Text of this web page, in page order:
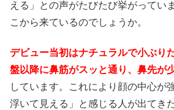
える」との声がたびたび挙がってい
こから来ているのでしょうか。
デビュー当初はナチュラルで小ぶり
盤以降に鼻筋がスッと通り、鼻先が
しています。これにより顔の中心が
浮いて見える」と感じる人が出てき